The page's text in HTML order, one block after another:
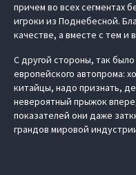
причем во всех сегментах
игроки из Поднебесной.
качестве, а вместе с тем и
С другой стороны, так
европейского автопрома:
китайцы, надо признать,
невероятный прыжок
показателей они даже
грандов мировой